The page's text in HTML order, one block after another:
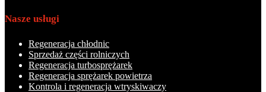
Nasze usługi
Regeneracja chłodnic
Sprzedaż części rolniczych
Regeneracja turbosprężarek
Regeneracja sprężarek powietrza
Kontrola i regeneracja wtryskiwaczy